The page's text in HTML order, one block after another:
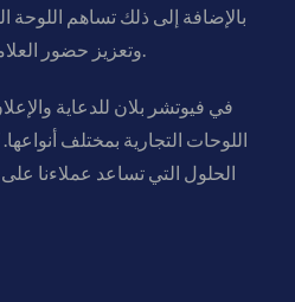
بالإضافة إلى ذلك تساهم اللوحة
وتعزيز حضور العلامة التجارية على مدار الساعة.
في فيوتشر بلان للدعاية
اللوحات التجارية بمختلف
الحلول التي تساعد عملاءنا